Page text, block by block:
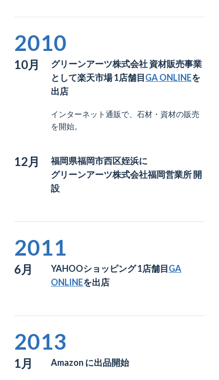
2010
10月
グリーンアーツ株式会社 資材販売事業
として楽天市場 1店舗目GA ONLINEを
出店
インターネット通販で、石材・資材の販売
を開始。
12月
福岡県福岡市西区姪浜に
グリーンアーツ株式会社福岡営業所 開
設
2011
6月 YAHOOショッピング 1店舗目GA
ONLINEを出店
2013
1月 Amazon に出品開始